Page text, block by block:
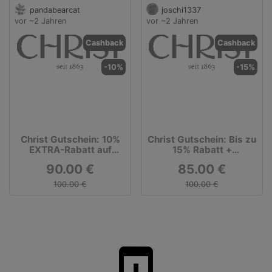
pandabearcat
vor ~2 Jahren
Cashback
-10%
Christ Gutschein: 10%
EXTRA-Rabatt auf
Schmuckstücke &
Uhren!
90.00 €
100.00 €
joschi1337
vor ~2 Jahren
Cashback
-15%
Christ Gutschein: Bis zu
15% Rabatt +
85.00 €
100.00 €